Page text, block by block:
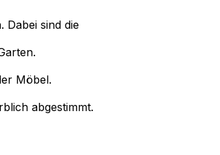
Dabei sind die
Möbel.
abgestimmt.